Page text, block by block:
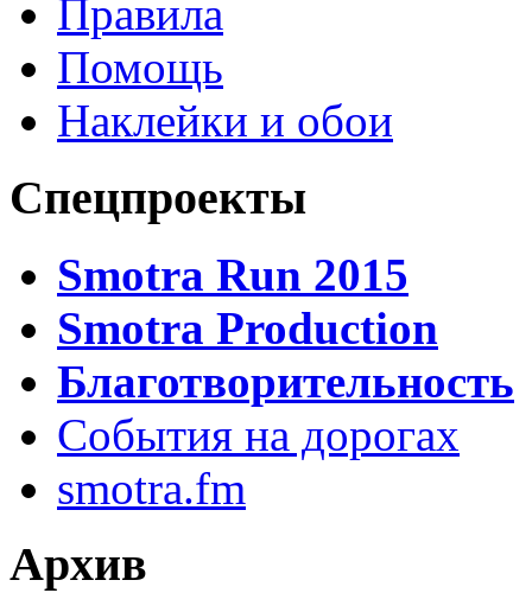
Правила
Помощь
Наклейки и обои
Спецпроекты
Smotra Run 2015
Smotra Production
Благотворительность
События на дорогах
smotra.fm
Архив